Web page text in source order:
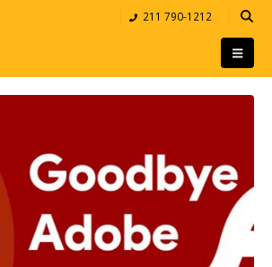
211 790-1212